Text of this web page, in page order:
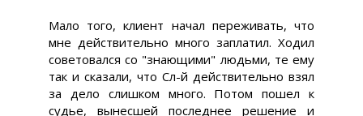
Мало того, клиент начал переживать, что
мне действительно много заплатил. Ходил
советовался со "знающими" людьми, те ему
так и сказали, что Сл-й действительно взял
за дело слишком много. Потом пошел к
судье, вынесшей последнее решение и